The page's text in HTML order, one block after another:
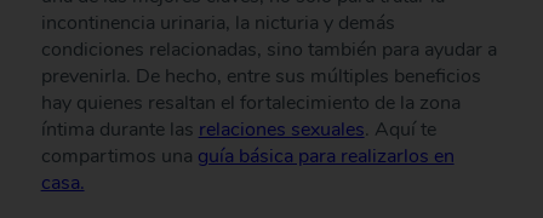
incontinencia urinaria, la nicturia y demás
condiciones relacionadas, sino también para ayudar a
prevenirla. De hecho, entre sus múltiples beneficios
hay quienes resaltan el fortalecimiento de la zona
íntima durante las relaciones sexuales. Aquí te
compartimos una guía básica para realizarlos en
casa.